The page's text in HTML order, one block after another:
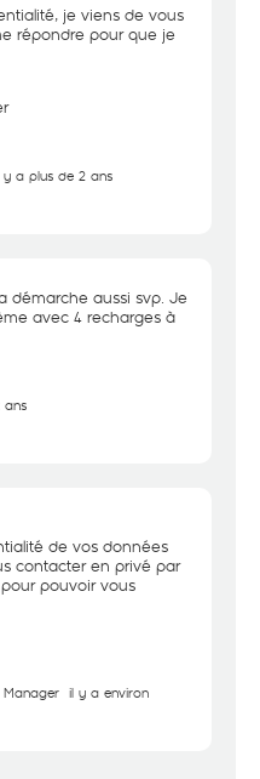
je viens de vous
répondre pour que je
y a plus de 2 ans
démarche aussi svp. Je
avec 4 recharges à
ans
de vos données
contacter en privé par
pouvoir vous
il y a environ